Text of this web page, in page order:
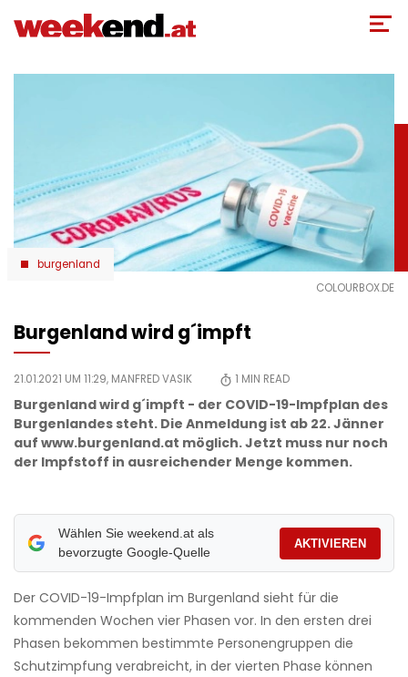
zum
burgenland
COLOURBOX.DE
Burgenland wird g´impft
21.01.2021 UM 11:29, MANFRED VASIK 1 MIN READ
Burgenland wird g´impft - der COVID-19-Impfplan des
Burgenlandes steht. Die Anmeldung ist ab 22. Jänner
auf www.burgenland.at möglich. Jetzt muss nur noch
der Impfstoff in ausreichender Menge kommen.
Wählen Sie weekend.at als
bevorzugte Google-Quelle
AKTIVIEREN
Der COVID-19-Impfplan im Burgenland sieht für die
kommenden Wochen vier Phasen vor. In den ersten drei
Phasen bekommen bestimmte Personengruppen die
Schutzimpfung verabreicht, in der vierten Phase können